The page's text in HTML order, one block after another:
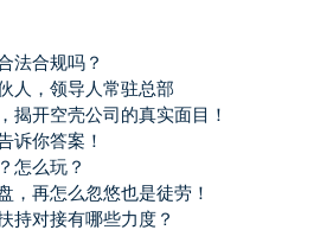
法合规吗？
人，领导人常驻总部
揭开空壳公司的真实面目！
诉你答案！
怎么玩？
，再怎么忽悠也是徒劳！
持对接有哪些力度？